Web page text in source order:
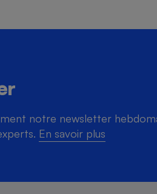
notre newsletter
En savoir plus